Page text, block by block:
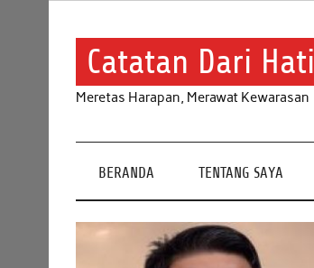
Catatan Dari Hati
Meretas Harapan, Merawat Kewarasan
BERANDA TENTANG SAYA